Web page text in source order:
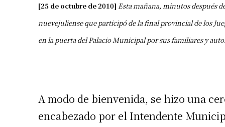
[25 de octubre de 2010] Esta mañana, minutos después
nuevejuliense que participó de la final provincial de los
en la puerta del Palacio Municipal por sus familiares y
A modo de bienvenida, se hizo una
encabezado por el Intendente